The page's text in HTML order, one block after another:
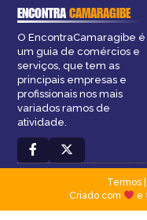
ENCONTRACAMARAGIBE
O EncontraCamaragibe é
um guia de comércios e
serviços, que tem as
principais empresas e
profissionais nos mais
variados ramos de
atividade.
Termos|
Criado com
e